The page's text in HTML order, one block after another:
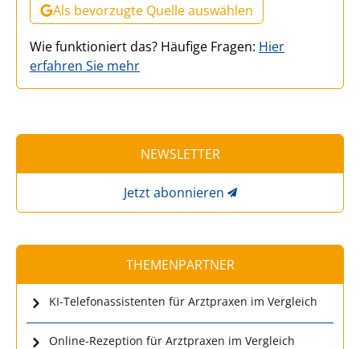
Als bevorzugte Quelle auswählen
Wie funktioniert das? Häufige Fragen: Hier
erfahren Sie mehr
NEWSLETTER
Jetzt abonnieren
THEMENPARTNER
KI-Telefonassistenten für Arztpraxen im Vergleich
Online-Rezeption für Arztpraxen im Vergleich